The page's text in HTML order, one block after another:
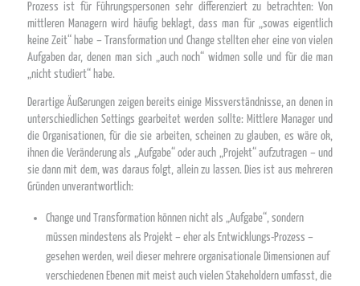
Prozess ist für Führungspersonen sehr differenziert zu betrachten: Von
mittleren Managern wird häufig beklagt, dass man für „sowas eigentlich
keine Zeit“ habe – Transformation und Change stellten eher eine von vielen
Aufgaben dar, denen man sich „auch noch“ widmen solle und für die man
„nicht studiert“ habe.
Derartige Äußerungen zeigen bereits einige Missverständnisse, an denen in
unterschiedlichen Settings gearbeitet werden sollte: Mittlere Manager und
die Organisationen, für die sie arbeiten, scheinen zu glauben, es wäre ok,
ihnen die Veränderung als „Aufgabe“ oder auch „Projekt“ aufzutragen – und
sie dann mit dem, was daraus folgt, allein zu lassen. Dies ist aus mehreren
Gründen unverantwortlich:
Change und Transformation können nicht als „Aufgabe“, sondern
müssen mindestens als Projekt – eher als Entwicklungs-Prozess –
gesehen werden, weil dieser mehrere organisationale Dimensionen auf
verschiedenen Ebenen mit meist auch vielen Stakeholdern umfasst, die